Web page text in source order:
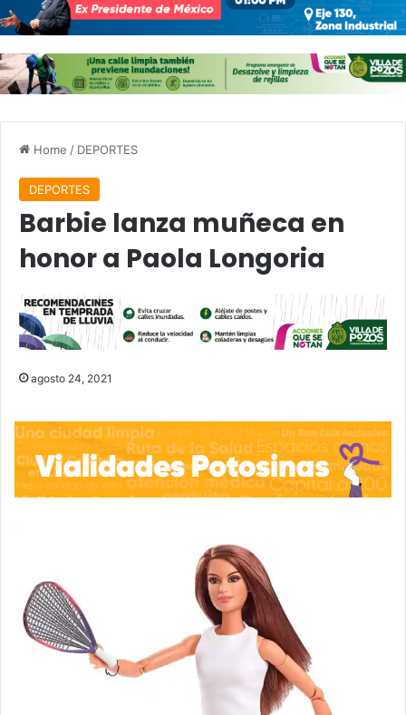
Home / DEPORTES
DEPORTES
Barbie lanza muñeca en
honor a Paola Longoria
agosto 24, 2021